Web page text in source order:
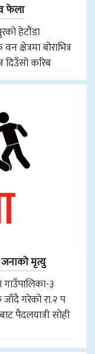
फेला
हेटौंडा
क्षेत्रमा बोराभित्र
करिब
मृत्यु
३
जाँदै गरेको रा.२ प
पैदलयात्री सोही